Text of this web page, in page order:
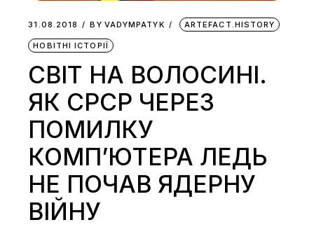
31.08.2018 BY VADYMPATYK ARTEFACT.HISTORY
НОВІТНІ ІСТОРІЇ
СВІТ НА ВОЛОСИНІ.
ЯК СРСР ЧЕРЕЗ
ПОМИЛКУ
КОМП’ЮТЕРА ЛЕДЬ
НЕ ПОЧАВ ЯДЕРНУ
ВІЙНУ